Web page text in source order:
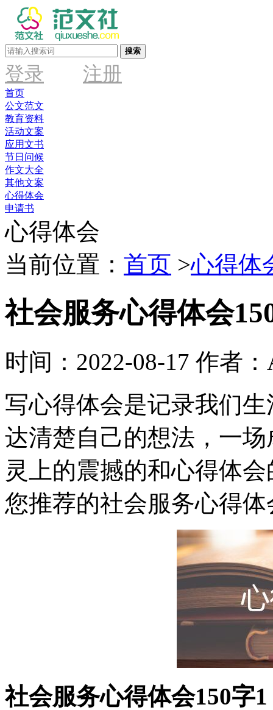
搜索
登录 注册
首页
公文范文
教育资料
活动文案
应用文书
节日问候
作文大全
其他文案
心得体会
申请书
心得体会
当前位置： 首页 >心得体
社会服务心得体会
时间：2022-08-17 作者：
写心得体会是记录我们
达清楚自己的想法，一
灵上的震撼的和心得体
您推荐的社会服务心得
社会服务心得体会150字1